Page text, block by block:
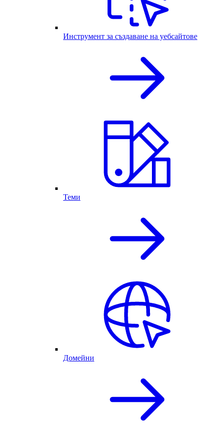
Инструмент за създаване на уебсайтове
Теми
Домейни